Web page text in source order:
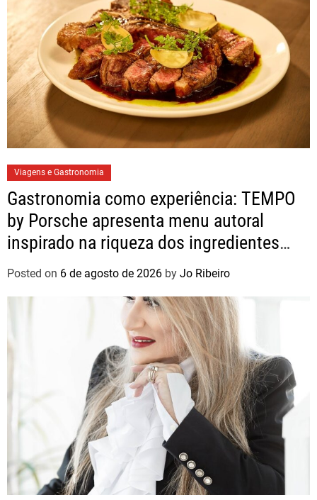
Viagens e Gastronomia
Gastronomia como experiência: TEMPO
by Porsche apresenta menu autoral
inspirado na riqueza dos ingredientes
brasileiros
Posted on 6 de agosto de 2026 by Jo Ribeiro